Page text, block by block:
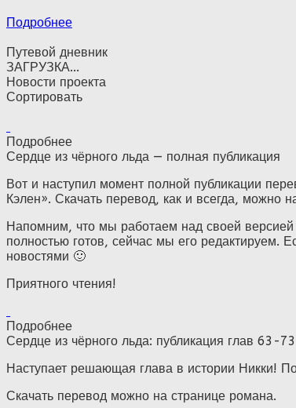
Подробнее
Путевой дневник
ЗАГРУЗКА...
Новости проекта
Сортировать
Подробнее
Сердце из чёрного льда — полная публикация
Вот и наступил момент полной публикации
Кэлен». Скачать перевод, как и всегда, можно
Напомним, что мы работаем над своей
полностью готов, сейчас мы его редактируем.
новостями 🙂
Приятного чтения!
Подробнее
Сердце из чёрного льда: публикация глав 63-73
Наступает решающая глава в истории Никки!
Скачать перевод можно на странице романа.